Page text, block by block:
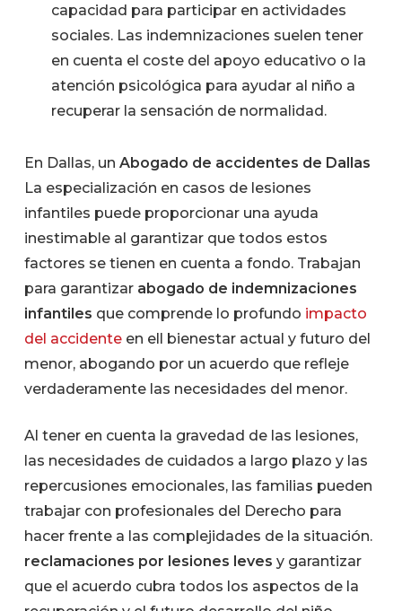
capacidad para participar en actividades
sociales. Las indemnizaciones suelen tener
en cuenta el coste del apoyo educativo o la
atención psicológica para ayudar al niño a
recuperar la sensación de normalidad.
En Dallas, un Abogado de accidentes de Dallas
La especialización en casos de lesiones
infantiles puede proporcionar una ayuda
inestimable al garantizar que todos estos
factores se tienen en cuenta a fondo. Trabajan
para garantizar abogado de indemnizaciones
infantiles que comprende lo profundo impacto
del accidenteen ell bienestar actual y futuro del
menor, abogando por un acuerdo que refleje
verdaderamente las necesidades del menor.
Al tener en cuenta la gravedad de las lesiones,
las necesidades de cuidados a largo plazo y las
repercusiones emocionales, las familias pueden
trabajar con profesionales del Derecho para
hacer frente a las complejidades de la situación.
reclamaciones por lesiones leves y garantizar
que el acuerdo cubra todos los aspectos de la